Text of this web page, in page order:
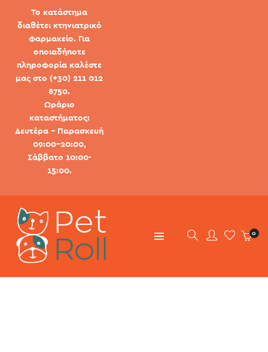
Το κατάστημα
διαθέτει κτηνιατρικό
φαρμακείο. Για
οποιαδήποτε
πληροφορία καλέστε
μας στο (+30) 211 012
8750.
Ωράριο
καταστήματος:
Δευτέρα - Παρασκευή
09:00-20:00,
Σάββατο 10:00-
15:00.
0